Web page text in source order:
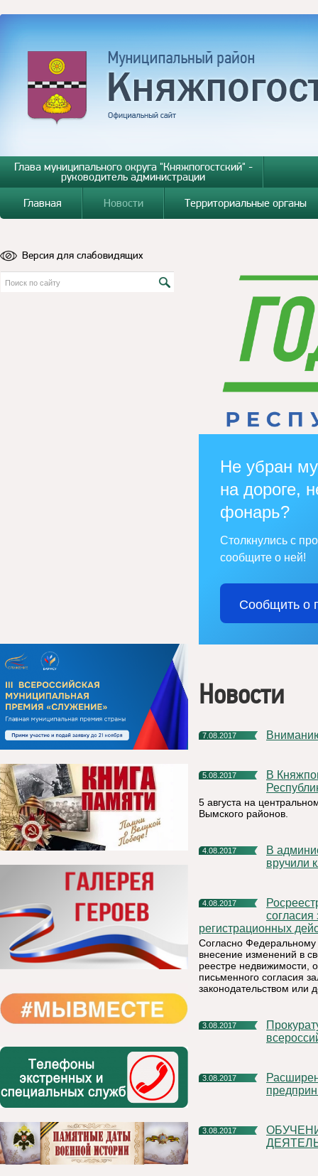
Глава муниципального округа "Княжпогостский" -
руководитель администрации
Главная
Новости Территориальные органы
Версия для слабовидящих
Не убран
на дороге,
фонарь?
Столкнулись с
сообщите о ней!
Сообщить о
Новости
7.08.2017
5.08.2017
В Княжпогостском районе прошел отборочный матч Кубка
5 августа на
Вымского районов.
4.08.2017
В администрации МР «Княжпогостский» торжественно
вручили
4.08.2017
Росреестр информирует: о необходимости представления
регистрационных
Согласно Федеральному
внесение изменений в
реестре недвижимости,
письменного согласия
законодательством или
3.08.2017
Прокуратура Коми приглашает молодежь поучаствовать во
3.08.2017
Расширение доступа субъектов малого и среднего
3.08.2017
ОБУЧЕНИЕ «ОСНОВЫ ПРЕДПРИНИМАТЕЛЬСКОЙ